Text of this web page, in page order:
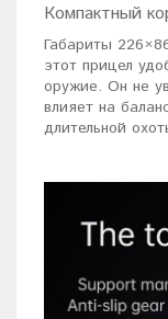
Компактный
Габариты
этот прицел
оружие. Он не
влияет на
длительной